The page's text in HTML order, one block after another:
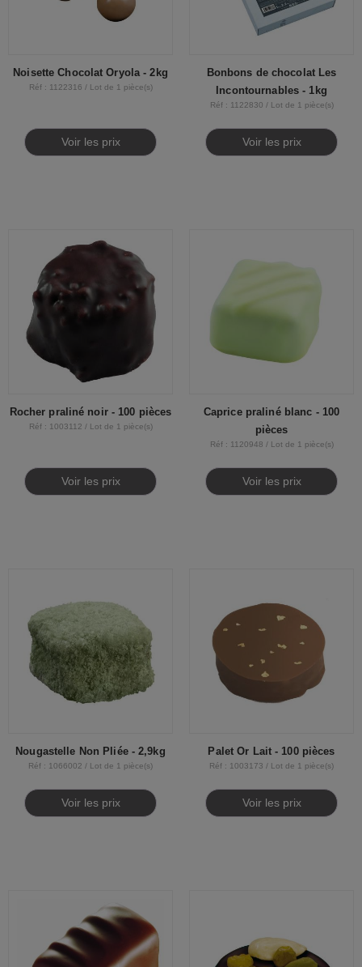
Noisette Chocolat Oryola - 2kg
Réf : 1122316 / Lot de 1 pièce(s)
Voir les prix
Bonbons de chocolat Les
Incontournables - 1kg
Réf : 1122830 / Lot de 1 pièce(s)
Voir les prix
Rocher praliné noir - 100 pièces
Réf : 1003112 / Lot de 1 pièce(s)
Voir les prix
Caprice praliné blanc - 100
pièces
Réf : 1120948 / Lot de 1 pièce(s)
Voir les prix
Nougastelle Non Pliée - 2,9kg
Réf : 1066002 / Lot de 1 pièce(s)
Voir les prix
Palet Or Lait - 100 pièces
Réf : 1003173 / Lot de 1 pièce(s)
Voir les prix